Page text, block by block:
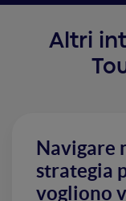
Altri
Navigare
strategia
vogliono